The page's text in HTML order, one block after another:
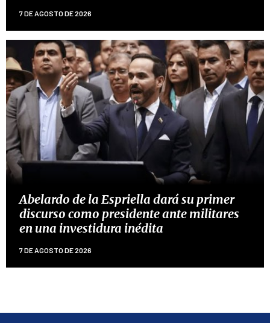
7 DE AGOSTO DE 2026
Abelardo de la Espriella dará su primer
discurso como presidente ante militares
en una investidura inédita
7 DE AGOSTO DE 2026